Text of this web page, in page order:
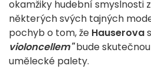
okamžiky hudební smyslnosti
některých svých tajných
pochyb o tom, že Hauserova
violoncellem"bude
umělecké palety.